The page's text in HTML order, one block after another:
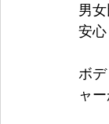
男
安
ボ
ャ